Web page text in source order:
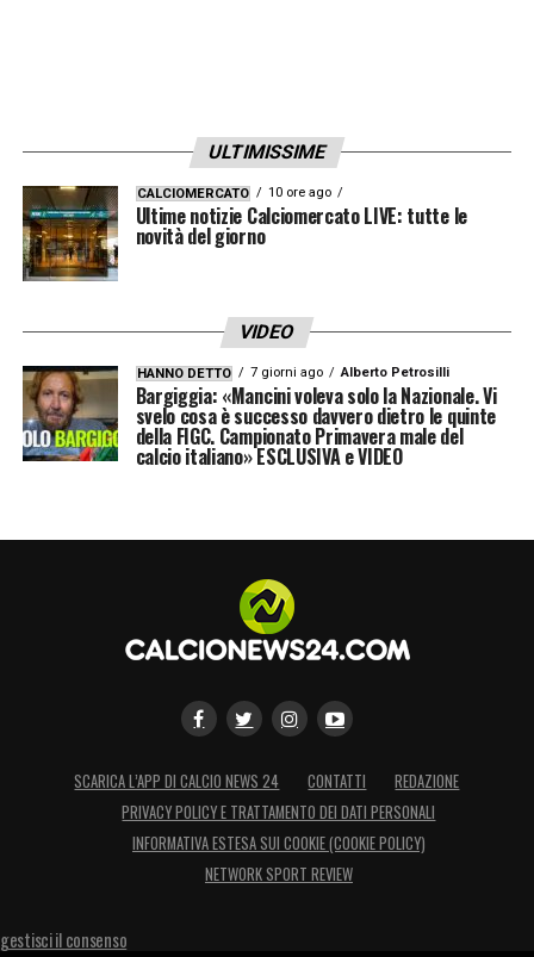
ULTIMISSIME
CALCIOMERCATO 10 ore ago
Ultime notizie Calciomercato LIVE: tutte le
novità del giorno
VIDEO
HANNO DETTO 7 giorni ago Alberto Petrosilli
Bargiggia: «Mancini voleva solo la Nazionale. Vi
svelo cosa è successo davvero dietro le quinte
della FIGC. Campionato Primavera male del
calcio italiano» ESCLUSIVA e VIDEO
SCARICA L’APP DI CALCIO NEWS 24 CONTATTI
REDAZIONE
PRIVACY POLICY E TRATTAMENTO DEI DATI PERSONALI
INFORMATIVA ESTESA SUI COOKIE (COOKIE POLICY)
NETWORK SPORT REVIEW
gestisci il consenso